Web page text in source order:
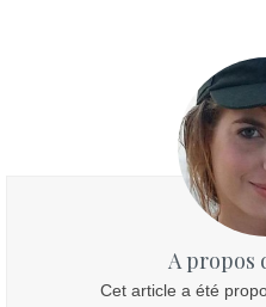
A propos
Cet article a été